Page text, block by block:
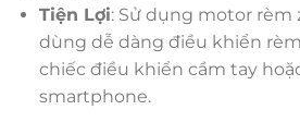
Tiện Lợi: Sử dụng motor
dùng dễ dàng điều khiển
chiếc điều khiển cầm tay
smartphone.